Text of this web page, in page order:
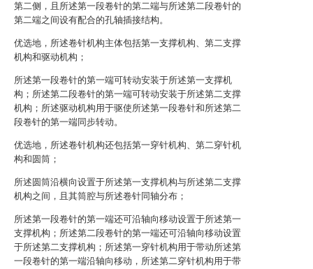
第二侧，且所述第一段卷针的第二端与所述第二段卷针的
第二端之间设有配合的孔轴插接结构。
优选地，所述卷针机构主体包括第一支撑机构、第二支撑
机构和驱动机构；
所述第一段卷针的第一端可转动安装于所述第一支撑机
构；所述第二段卷针的第一端可转动安装于所述第二支撑
机构；所述驱动机构用于驱使所述第一段卷针和所述第二
段卷针的第一端同步转动。
优选地，所述卷针机构还包括第一穿针机构、第二穿针机
构和圆筒；
所述圆筒沿横向设置于所述第一支撑机构与所述第二支撑
机构之间，且其筒腔与所述卷针同轴分布；
所述第一段卷针的第一端还可沿轴向移动设置于所述第一
支撑机构；所述第二段卷针的第一端还可沿轴向移动设置
于所述第二支撑机构；所述第一穿针机构用于带动所述第
一段卷针的第一端沿轴向移动，所述第二穿针机构用于带